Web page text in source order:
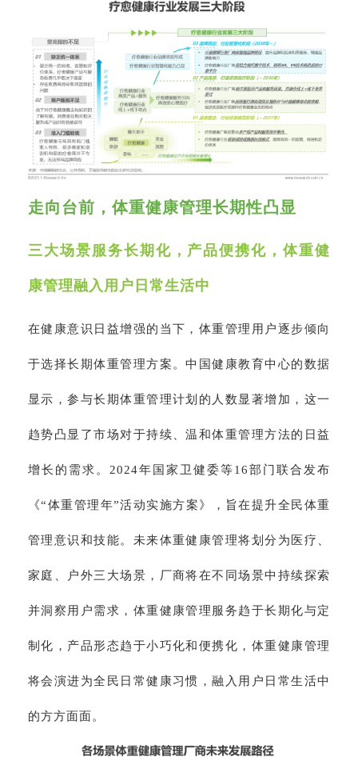
走向台前，体重健康管理长期性凸显
三大场景服务长期化，产品便携化，体重健
康管理融入用户日常生活中
在健康意识日益增强的当下，体重管理用户逐步倾向
于选择长期体重管理方案。中国健康教育中心的数据
显示，参与长期体重管理计划的人数显著增加，这一
趋势凸显了市场对于持续、温和体重管理方法的日益
增长的需求。2024年国家卫健委等16部门联合发布
《“体重管理年”活动实施方案》，旨在提升全民体重
管理意识和技能。未来体重健康管理将划分为医疗、
家庭、户外三大场景，厂商将在不同场景中持续探索
并洞察用户需求，体重健康管理服务趋于长期化与定
制化，产品形态趋于小巧化和便携化，体重健康管理
将会演进为全民日常健康习惯，融入用户日常生活中
的方方面面。